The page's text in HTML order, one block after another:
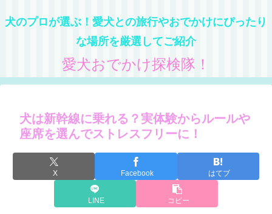
犬のプロが選ぶ！愛犬との旅行やおでかけにぴったり
な場所を厳選してご紹介
愛犬おでかけ探検隊！
犬は新幹線に乗れる？実体験からルールや
座席を選んでストレスフリーに！
X Facebook はてブ
LINE コピー